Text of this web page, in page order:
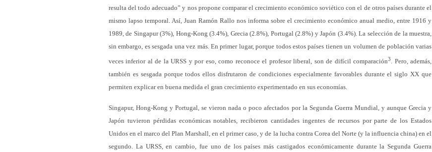
resulta del todo adecuado” y nos propone comparar el crecimiento económico soviético con el de otros países durante el
mismo lapso temporal. Así, Juan Ramón Rallo nos informa sobre el crecimiento económico anual medio, entre 1916 y
1989, de Singapur (3%), Hong-Kong (3.4%), Grecia (2.8%), Portugal (2.8%) y Japón (3.4%). La selección de la muestra,
sin embargo, es sesgada una vez más. En primer lugar, porque todos estos países tienen un volumen de población varias
veces inferior al de la URSS y por eso, como reconoce el profesor liberal, son de difícil comparación3
. Pero, además,
también es sesgada porque todos ellos disfrutaron de condiciones especialmente favorables durante el siglo XX que
permiten explicar en buena medida el gran crecimiento experimentado en sus economías.
Singapur, Hong-Kong y Portugal, se vieron nada o poco afectados por la Segunda Guerra Mundial, y aunque Grecia y
Japón tuvieron pérdidas económicas notables, recibieron cantidades ingentes de recursos por parte de los Estados
Unidos en el marco del Plan Marshall, en el primer caso, y de la lucha contra Corea del Norte (y la influencia china) en el
segundo. La URSS, en cambio, fue uno de los países más castigados económicamente durante la Segunda Guerra